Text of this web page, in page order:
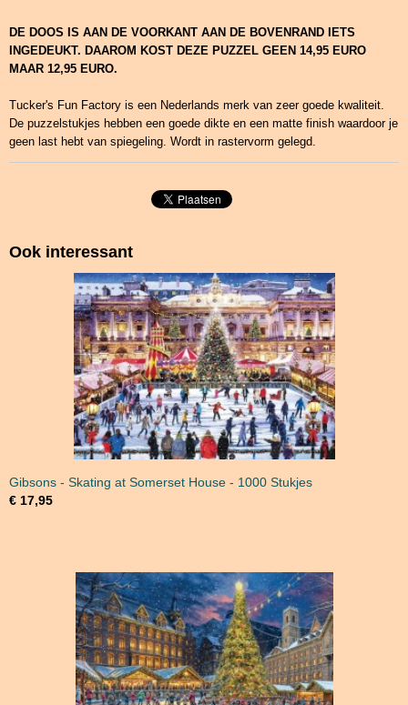
DE DOOS IS AAN DE VOORKANT AAN DE BOVENRAND IETS
INGEDEUKT. DAAROM KOST DEZE PUZZEL GEEN 14,95 EURO
MAAR 12,95 EURO.
Tucker's Fun Factory is een Nederlands merk van zeer goede kwaliteit.
De puzzelstukjes hebben een goede dikte en een matte finish waardoor je
geen last hebt van spiegeling. Wordt in rastervorm gelegd.
Ook interessant
Gibsons - Skating at Somerset House - 1000 Stukjes
€ 17,95